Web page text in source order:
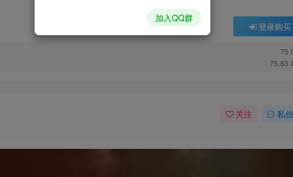
登录购买
75
75.83
关注 私信
加入QQ群